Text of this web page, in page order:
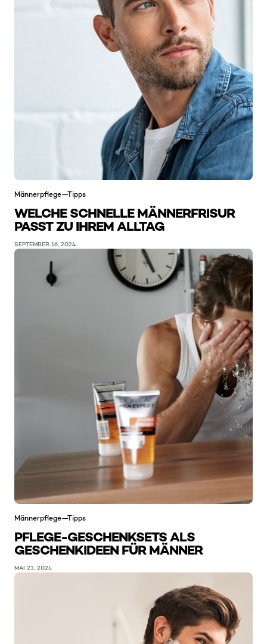
Männerpflege—Tipps
WELCHE SCHNELLE MÄNNERFRISUR
PASST ZU IHREM ALLTAG
SEPTEMBER 16, 2024
Männerpflege—Tipps
PFLEGE-GESCHENKSETS ALS
GESCHENKIDEEN FÜR MÄNNER
MAI 23, 2024